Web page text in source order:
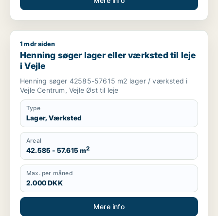
Henning søger lager eller værksted til leje i Vejle
1 mdr siden
Henning søger lager eller værksted til leje
i Vejle
Henning søger 42585-57615 m2 lager / værksted i
Vejle Centrum, Vejle Øst til leje
Type
Lager, Værksted
Areal
42.585 - 57.615 m2
Max. per måned
2.000 DKK
Mere info